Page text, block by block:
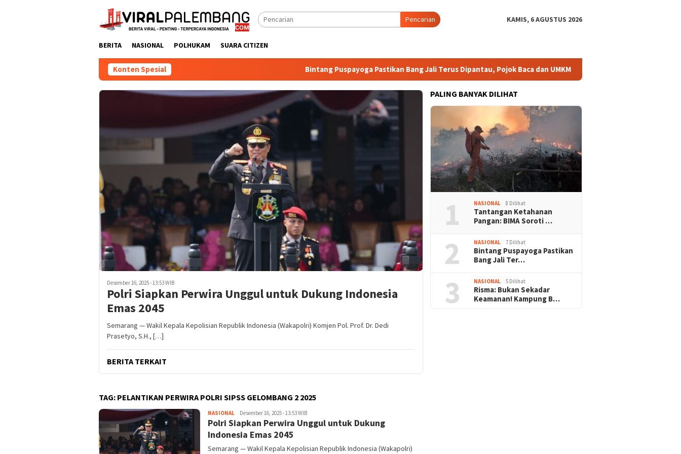
Pencarian KAMIS, 6 AGUSTUS 2026
BERITA NASIONAL POLHUKAM SUARA CITIZEN
Konten Spesial Bintang Puspayoga Pastikan Bang Jali Terus Dipantau, Pojok Baca dan UMKM Digital Segera Diperkuat
Desember 16, 2025 - 13:53 WIB
Polri Siapkan Perwira Unggul untuk Dukung Indonesia
Emas 2045
Semarang — Wakil Kepala Kepolisian Republik Indonesia (Wakapolri) Komjen Pol. Prof. Dr. Dedi
Prasetyo, S.H., […]
BERITA TERKAIT
TAG: PELANTIKAN PERWIRA POLRI SIPSS GELOMBANG 2 2025
NASIONAL Redaktur
Desember 16, 2025 - 13:53 WIB
Polri Siapkan Perwira Unggul untuk Dukung
Indonesia Emas 2045
Semarang — Wakil Kepala Kepolisian Republik Indonesia (Wakapolri)
PALING BANYAK DILIHAT
1 NASIONAL 8 Dilihat
Tantangan Ketahanan
Pangan: BIMA Soroti …
2 NASIONAL 7 Dilihat
Bintang Puspayoga Pastikan
Bang Jali Ter…
3 NASIONAL 5 Dilihat
Risma: Bukan Sekadar
Keamanan! Kampung B…